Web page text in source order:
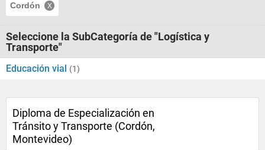
Cordón
Seleccione la SubCategoría de "Logística y
Transporte"
Educación vial (1)
Diploma de Especialización en
Tránsito y Transporte (Cordón,
Montevideo)